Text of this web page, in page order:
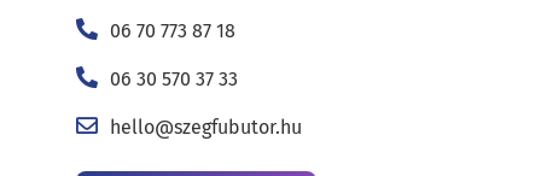
06 70 773 87 18
06 30 570 37 33
hello@szegfubutor.hu